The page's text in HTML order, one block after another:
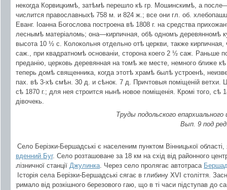
некогда Корвицкимѣ, затѣмѣ перешло кѣ гр. Мошинскимѣ, а
числится православныхѣ 758 м. и 824 ж.; все они гл. об.
Еванг. Іоанна Богослова построена вѣ 1808 г. на средства
леснымѣ матеріаломь; она—кирпичная, обѣ одномъ деревянномѣ
высота 10 ½ с. Колокольня отдельно отѣ церкви, также
саж., при квадратномѣ основаніи, сторона коего 2 ½ саж. Раньше
преданію, церковь деревянная на томѣ же месте, немного ближе
теперь домѣ священника, когда этотѣ храмѣ былѣ устроенѣ,
пах. вѣ 3-хѣ смѣн. 30 д. и сѣнок. 7 д. Причтовыя поміщеній
сѣ 1870 г.; для нея строится нынѣ новое поміщенія. Кромі того, сѣ
дівочекь.
Труды подольского
Вып. 9 под
Село Берізки-Бершадські є населеним пунктом Вінницької області,
Південний Буг. Село розташоване за 18 км на схід від районного
залізничної станції Джулинка. Через село пролягає автотраса
Історія села Берізки-Бершадські сягає в глибину ХVI століття.
отримало від розкішного березового гаю, що в ті часи підступав до